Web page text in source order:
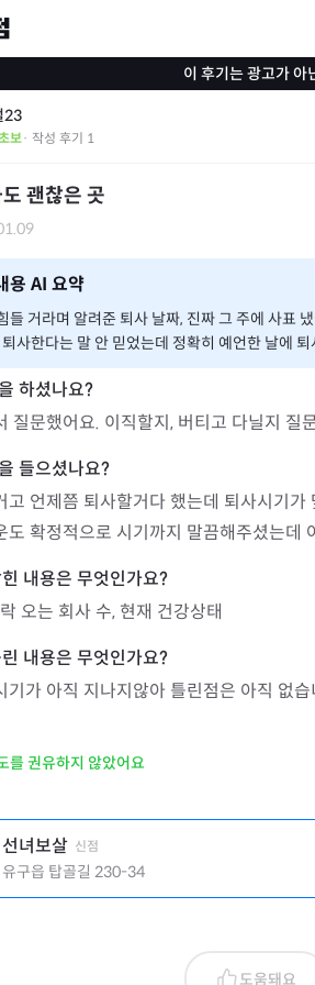
이 후기는 광고가 아
23
보· 작성 후기 1
괜찮은 곳
용 AI 요약
들 거라며 알려준 퇴사 날짜, 진짜 그 주에 사표
사한다는 말 안 믿었는데 정확히 예언한 날에 퇴
질문했어요. 이직할지, 버티고 다닐지 질
고 언제쯤 퇴사할거다 했는데 퇴사시기가
도 확정적으로 시기까지 말끔해주셨는데
오는 회사 수, 현재 건강상태
기가 아직 지나지않아 틀린점은 아직 없습
를 권유하지 않았어요
녀보살 신점
유구읍 탑골길 230-34
도움돼요